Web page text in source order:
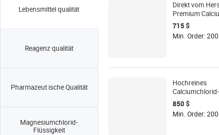
Lebensmittel qualität
Reagenz qualität
Pharmazeut ische Qualität
Magnesiumchlorid-
Flüssigkeit
Direkt vom
Premium
Flocken in
und
CaCl2 Dihydrat
715 $
Min. Order:
Hochreines
Granulat USP-
CaCl2 Pellets
850 $
Min. Order: